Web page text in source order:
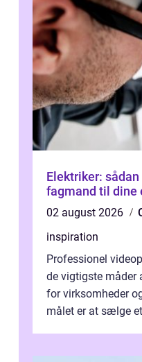
Elektriker:
fagmand til dine
02 august 2026
inspiration
Professionel
de vigtigste måder
for virksomheder
målet er at sælge